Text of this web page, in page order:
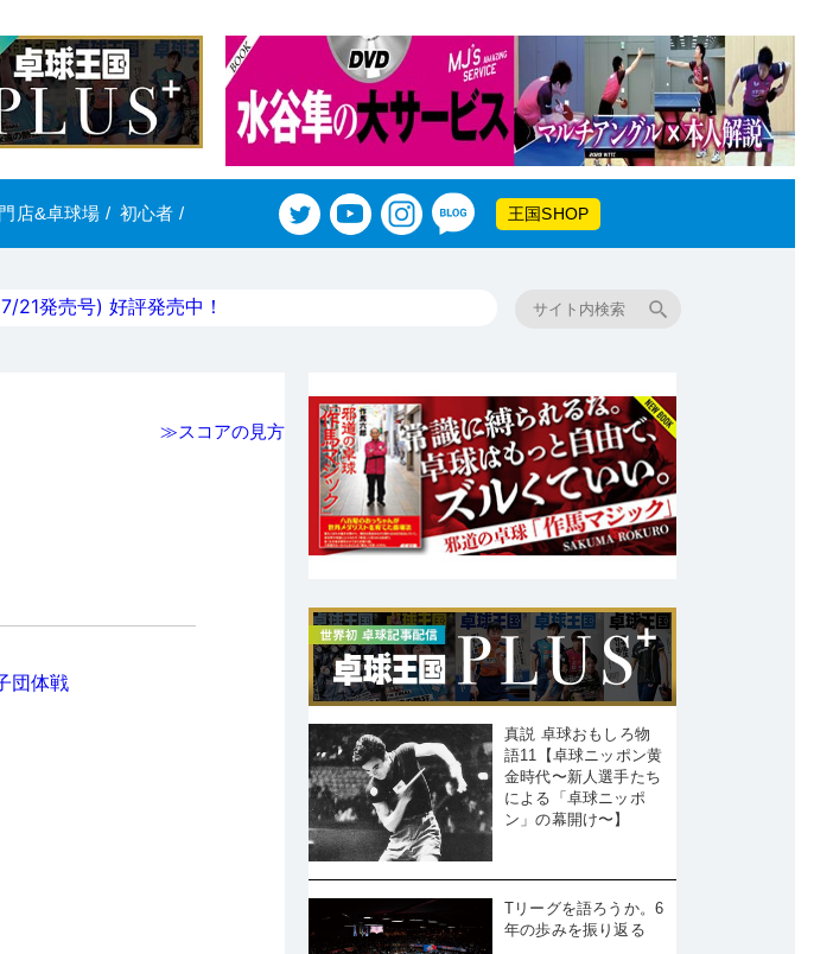
店&卓球場 / 初心者 / 王国SHOP
21発売号) 好評発売中！
≫スコアの見方
団体戦
真説 卓球おもしろ物
語11【卓球ニッポン黄
金時代〜新人選手たち
による「卓球ニッポ
ン」の幕開け〜】
Tリーグを語ろうか。6
年の歩みを振り返る